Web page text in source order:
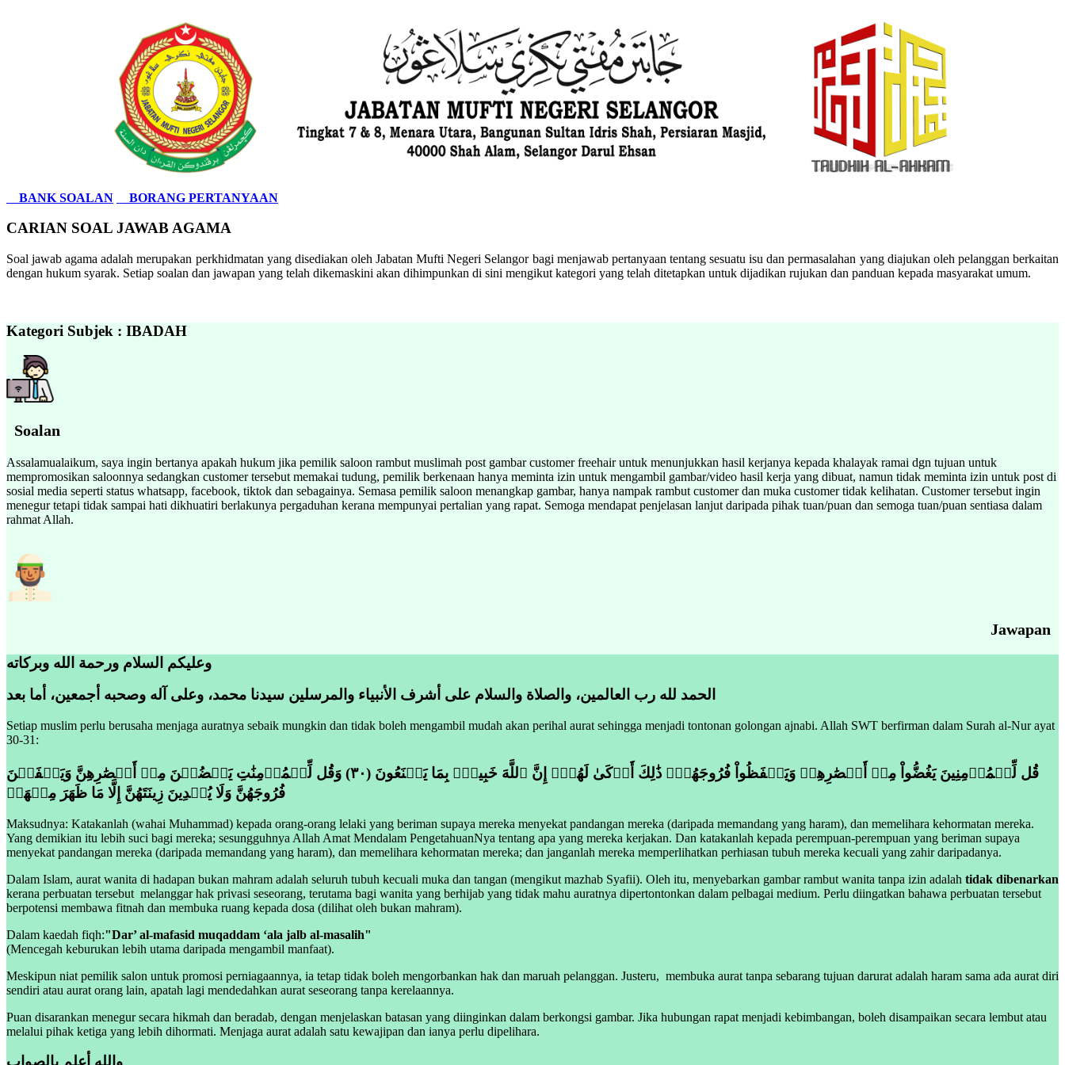
BANK SOALAN BORANG PERTANYAAN
CARIAN SOAL JAWAB AGAMA
Soal jawab agama adalah merupakan perkhidmatan yang disediakan oleh Jabatan Mufti Negeri Selangor bagi menjawab pertanyaan tentang sesuatu isu dan permasalahan yang diajukan oleh pelanggan berkaitan
dengan hukum syarak. Setiap soalan dan jawapan yang telah dikemaskini akan dihimpunkan di sini mengikut kategori yang telah ditetapkan untuk dijadikan rujukan dan panduan kepada masyarakat umum.
Kategori Subjek : IBADAH
Soalan
Assalamualaikum, saya ingin bertanya apakah hukum jika pemilik saloon rambut muslimah post gambar customer freehair untuk menunjukkan hasil kerjanya kepada khalayak ramai dgn tujuan untuk
mempromosikan saloonnya sedangkan customer tersebut memakai tudung, pemilik berkenaan hanya meminta izin untuk mengambil gambar/video hasil kerja yang dibuat, namun tidak meminta izin untuk post di
sosial media seperti status whatsapp, facebook, tiktok dan sebagainya. Semasa pemilik saloon menangkap gambar, hanya nampak rambut customer dan muka customer tidak kelihatan. Customer tersebut ingin
menegur tetapi tidak sampai hati dikhuatiri berlakunya pergaduhan kerana mempunyai pertalian yang rapat. Semoga mendapat penjelasan lanjut daripada pihak tuan/puan dan semoga tuan/puan sentiasa dalam
rahmat Allah.
Jawapan
وعليكم السلام ورحمة الله وبركاته
الحمد لله رب العالمين، والصلاة والسلام على أشرف الأنبياء والمرسلين سيدنا محمد، وعلى آله وصحبه أجمعين، أما بعد
Setiap muslim perlu berusaha menjaga auratnya sebaik mungkin dan tidak boleh mengambil mudah akan perihal aurat sehingga menjadi tontonan golongan ajnabi. Allah SWT berfirman dalam Surah al-Nur ayat
30-31:
قُل لِّلۡمُؤۡمِنِينَ يَغُضُّواْ مِنۡ أَبۡصَٰرِهِمۡ وَيَحۡفَظُواْ فُرُوجَهُمۡۚ ذَٰلِكَ أَزۡكَىٰ لَهُمۡۚ إِنَّ ٱللَّهَ خَبِيرُۢ بِمَا يَصۡنَعُونَ (٣٠) وَقُل لِّلۡمُؤۡمِنَٰتِ يَغۡضُضۡنَ مِنۡ أَبۡصَٰرِهِنَّ وَيَحۡفَظۡنَ
فُرُوجَهُنَّ وَلَا يُبۡدِينَ زِينَتَهُنَّ إِلَّا مَا ظَهَرَ مِنۡهَاۖ
Maksudnya: Katakanlah (wahai Muhammad) kepada orang-orang lelaki yang beriman supaya mereka menyekat pandangan mereka (daripada memandang yang haram), dan memelihara kehormatan mereka.
Yang demikian itu lebih suci bagi mereka; sesungguhnya Allah Amat Mendalam PengetahuanNya tentang apa yang mereka kerjakan. Dan katakanlah kepada perempuan-perempuan yang beriman supaya
menyekat pandangan mereka (daripada memandang yang haram), dan memelihara kehormatan mereka; dan janganlah mereka memperlihatkan perhiasan tubuh mereka kecuali yang zahir daripadanya.
Dalam Islam, aurat wanita di hadapan bukan mahram adalah seluruh tubuh kecuali muka dan tangan (mengikut mazhab Syafii). Oleh itu, menyebarkan gambar rambut wanita tanpa izin adalah tidak dibenarkan
kerana perbuatan tersebut melanggar hak privasi seseorang, terutama bagi wanita yang berhijab yang tidak mahu auratnya dipertontonkan dalam pelbagai medium. Perlu diingatkan bahawa perbuatan tersebut
berpotensi membawa fitnah dan membuka ruang kepada dosa (dilihat oleh bukan mahram).
Dalam kaedah fiqh:"Dar’ al-mafasid muqaddam ‘ala jalb al-masalih"
(Mencegah keburukan lebih utama daripada mengambil manfaat).
Meskipun niat pemilik salon untuk promosi perniagaannya, ia tetap tidak boleh mengorbankan hak dan maruah pelanggan. Justeru, membuka aurat tanpa sebarang tujuan darurat adalah haram sama ada aurat diri
sendiri atau aurat orang lain, apatah lagi mendedahkan aurat seseorang tanpa kerelaannya.
Puan disarankan menegur secara hikmah dan beradab, dengan menjelaskan batasan yang diinginkan dalam berkongsi gambar. Jika hubungan rapat menjadi kebimbangan, boleh disampaikan secara lembut atau
melalui pihak ketiga yang lebih dihormati. Menjaga aurat adalah satu kewajipan dan ianya perlu dipelihara.
والله أعلم بالصواب